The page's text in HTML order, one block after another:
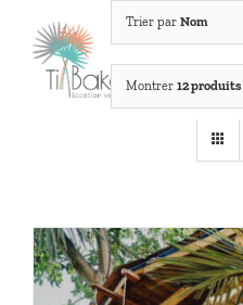
contenu
Trier par Nom
Montrer 12 produits